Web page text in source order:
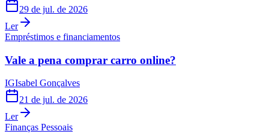
29 de jul. de 2026
Ler
Empréstimos e financiamentos
Vale a pena comprar carro online?
IGIsabel Gonçalves
21 de jul. de 2026
Ler
Finanças Pessoais